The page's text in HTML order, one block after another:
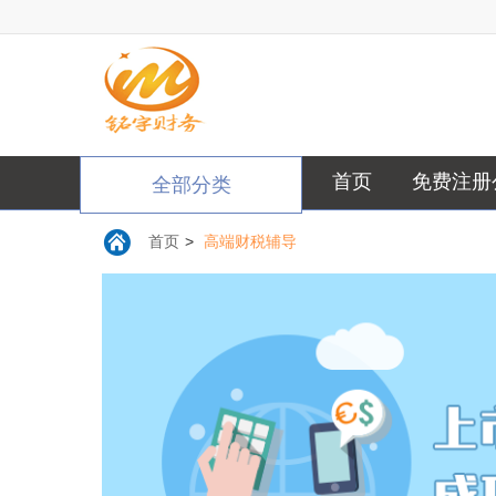
全部分类 首页 免费注
首页 > 高端财税辅导